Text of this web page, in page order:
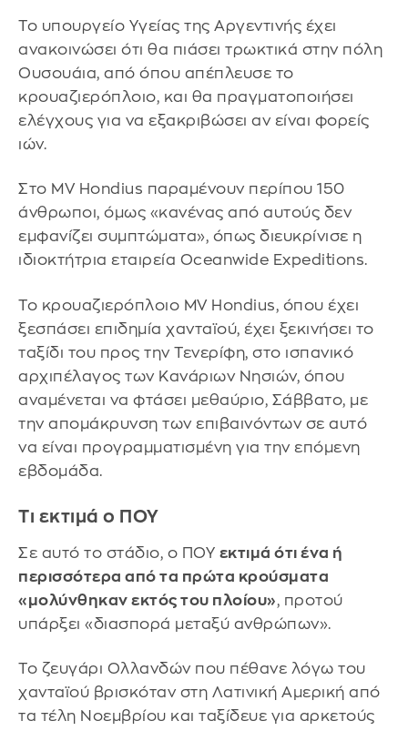
Το υπουργείο Υγείας της Αργεντινής έχει
ανακοινώσει ότι θα πιάσει τρωκτικά στην πόλη
Ουσουάια, από όπου απέπλευσε το
κρουαζιερόπλοιο, και θα πραγματοποιήσει
ελέγχους για να εξακριβώσει αν είναι φορείς
ιών.
Στο MV Hondius παραμένουν περίπου 150
άνθρωποι, όμως «κανένας από αυτούς δεν
εμφανίζει συμπτώματα», όπως διευκρίνισε η
ιδιοκτήτρια εταιρεία Oceanwide Expeditions.
Το κρουαζιερόπλοιο MV Hondius, όπου έχει
ξεσπάσει επιδημία χανταϊού, έχει ξεκινήσει το
ταξίδι του προς την Τενερίφη, στο ισπανικό
αρχιπέλαγος των Κανάριων Νησιών, όπου
αναμένεται να φτάσει μεθαύριο, Σάββατο, με
την απομάκρυνση των επιβαινόντων σε αυτό
να είναι προγραμματισμένη για την επόμενη
εβδομάδα.
Τι εκτιμά ο ΠΟΥ
Σε αυτό το στάδιο, ο ΠΟΥ εκτιμά ότι ένα ή
περισσότερα από τα πρώτα κρούσματα
«μολύνθηκαν εκτός του πλοίου», προτού
υπάρξει «διασπορά μεταξύ ανθρώπων».
Το ζευγάρι Ολλανδών που πέθανε λόγω του
χανταϊού βρισκόταν στη Λατινική Αμερική από
τα τέλη Νοεμβρίου και ταξίδευε για αρκετούς